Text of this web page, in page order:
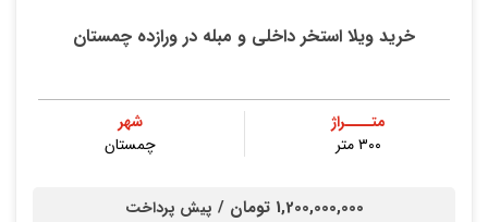
خرید ویلا استخر داخلی و مبله در ورازده چمستان
متــــراژ
۳۰۰ متر
شهر
چمستان
1,200,000,000 تومان / پیش پرداخت